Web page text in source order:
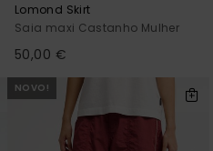
Lomond Skirt
Saia maxi Castanho Mulher
50,00 €
NOVO!